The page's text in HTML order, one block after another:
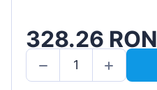
328.26 RON